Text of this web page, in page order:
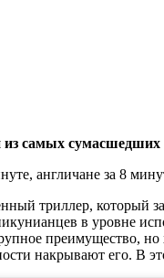
самых сумасшедших
англичане за 8
триллер, который
в уровне
преимущество,
накрывают его. В